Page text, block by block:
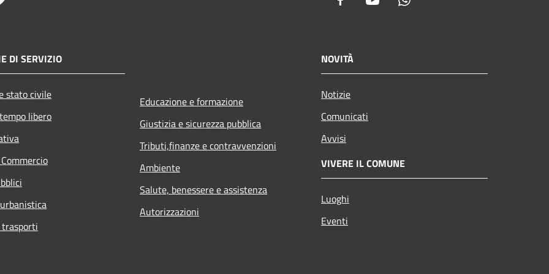
DI SERVIZIO
stato civile
libero
Educazione e formazione
Giustizia e sicurezza pubblica
Tributi,finanze e contravvenzioni
Ambiente
Salute, benessere e assistenza
Autorizzazioni
NOVITÀ
Notizie
Comunicati
Avvisi
VIVERE IL COMUNE
Luoghi
Eventi